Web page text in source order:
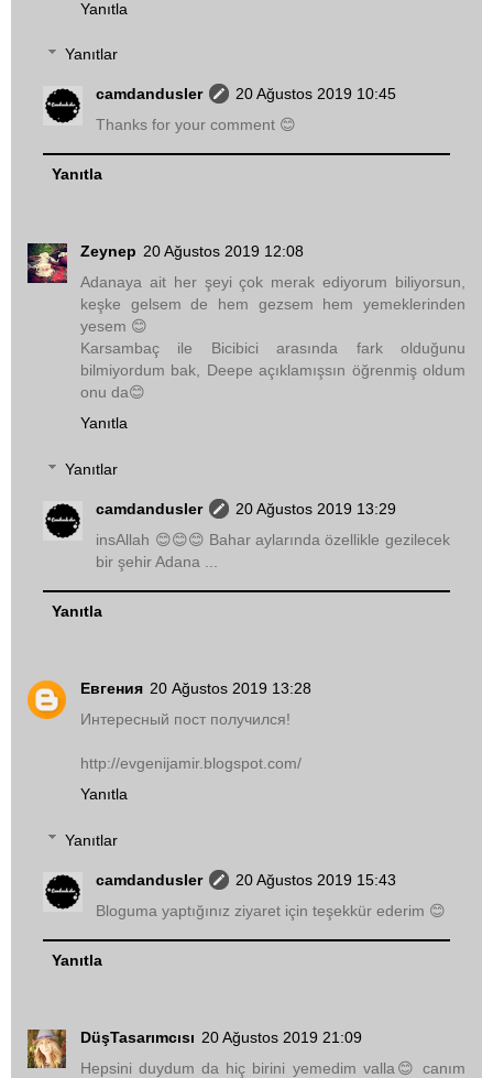
Yanıtla
Yanıtlar
camdandusler
20 Ağustos 2019 10:45
Thanks for your comment 😊
Yanıtla
Zeynep 20 Ağustos 2019 12:08
Adanaya ait her şeyi çok merak ediyorum biliyorsun,
keşke gelsem de hem gezsem hem yemeklerinden
yesem 😊
Karsambaç ile Bicibici arasında fark olduğunu
bilmiyordum bak, Deepe açıklamışsın öğrenmiş oldum
onu da😊
Yanıtla
Yanıtlar
camdandusler
20 Ağustos 2019 13:29
insAllah 😊😊😊 Bahar aylarında özellikle gezilecek
bir şehir Adana ...
Yanıtla
Евгения 20 Ağustos 2019 13:28
Интересный пост получился!
http://evgenijamir.blogspot.com/
Yanıtla
Yanıtlar
camdandusler
20 Ağustos 2019 15:43
Bloguma yaptığınız ziyaret için teşekkür ederim 😊
Yanıtla
DüşTasarımcısı 20 Ağustos 2019 21:09
Hepsini duydum da hiç birini yemedim valla😊 canım